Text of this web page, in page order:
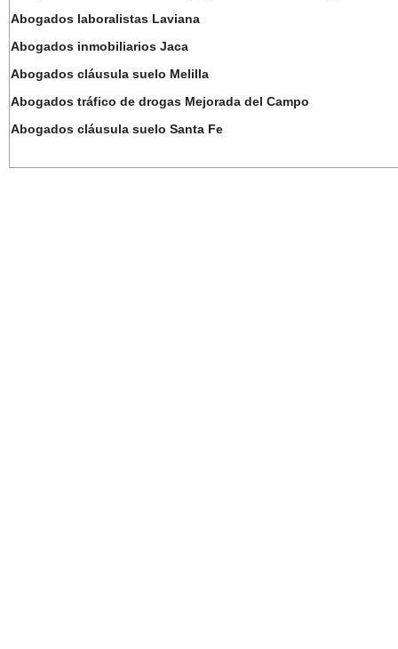
Abogados laboralistas Laviana
Abogados inmobiliarios Jaca
Abogados cláusula suelo Melilla
Abogados tráfico de drogas Mejorada del Campo
Abogados cláusula suelo Santa Fe